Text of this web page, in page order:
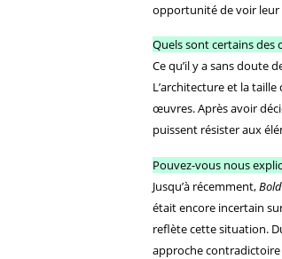
opportunité de voir leur
Quels sont certains des
Ce qu’il y a sans doute
L’architecture et la
œuvres. Après avoir
puissent résister aux
Pouvez-vous nous
Jusqu’à récemment,
était encore incertain
reflète cette situation.
approche